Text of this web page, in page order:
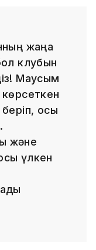
жаңа
клубын
Маусым
осы
және
үлкен